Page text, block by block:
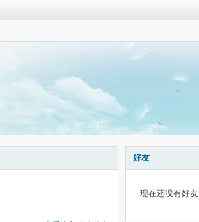
好友
现在还没有好友